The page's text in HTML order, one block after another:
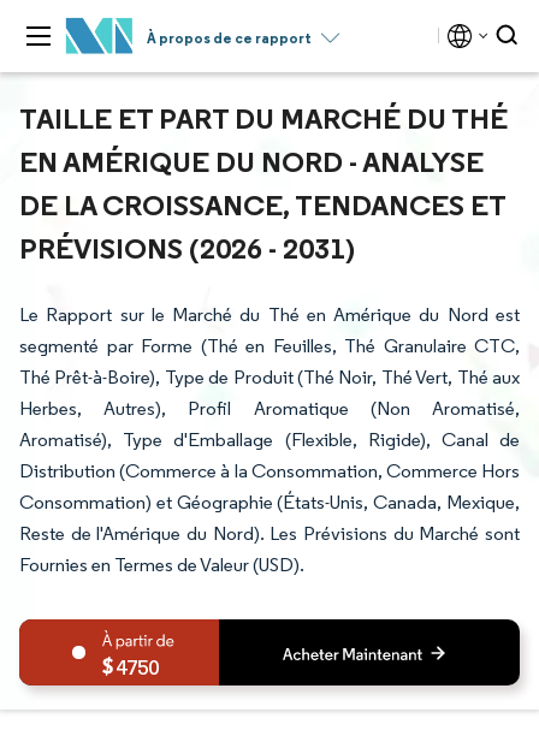
À propos de ce rapport
TAILLE ET PART DU MARCHÉ DU THÉ
EN AMÉRIQUE DU NORD - ANALYSE
DE LA CROISSANCE, TENDANCES ET
PRÉVISIONS (2026 - 2031)
Le Rapport sur le Marché du Thé en Amérique du Nord est
segmenté par Forme (Thé en Feuilles, Thé Granulaire CTC,
Thé Prêt-à-Boire), Type de Produit (Thé Noir, Thé Vert, Thé aux
Herbes, Autres), Profil Aromatique (Non Aromatisé,
Aromatisé), Type d'Emballage (Flexible, Rigide), Canal de
Distribution (Commerce à la Consommation, Commerce Hors
Consommation) et Géographie (États-Unis, Canada, Mexique,
Reste de l'Amérique du Nord). Les Prévisions du Marché sont
Fournies en Termes de Valeur (USD).
4750